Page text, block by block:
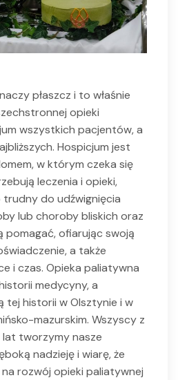
płaszcz i to właśnie
opieki
wszystkich pacjentów, a
Hospicjum jest
w którym czeka się
leczenia i opieki,
do udźwignięcia
lub choroby bliskich oraz
ofiarując swoją
a także
i czas. Opieka paliatywna
medycyny, a
tej historii w Olsztynie i w
mazurskim. Wszyscy z
tworzymy nasze
nadzieję i wiarę, że
rozwój opieki paliatywnej